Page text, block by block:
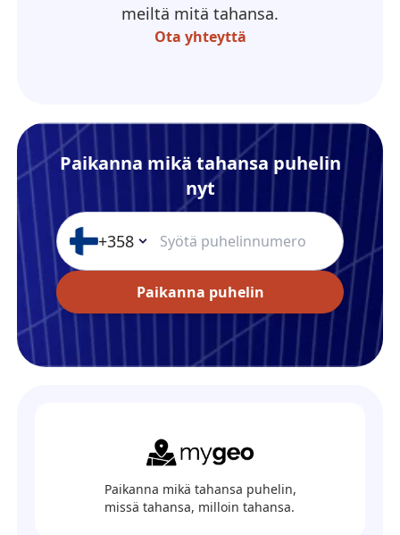
meiltä mitä tahansa.
Ota yhteyttä
Paikanna mikä tahansa puhelin
nyt
+358
Paikanna puhelin
Paikanna mikä tahansa puhelin,
missä tahansa, milloin tahansa.